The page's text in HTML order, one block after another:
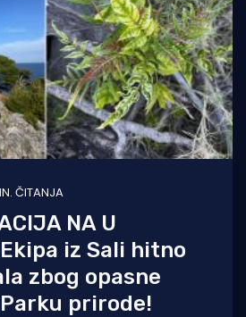
ČITANJA
NA U
Ekipa iz Sali hitno
zbog opasne
prirode!